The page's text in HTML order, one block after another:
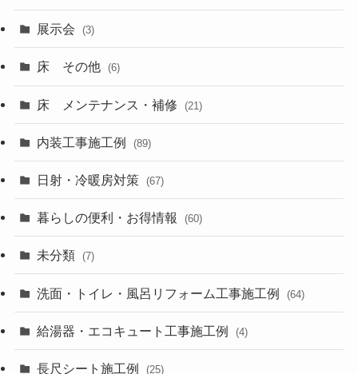
展示会 (3)
床 その他 (6)
床 メンテナンス・補修 (21)
内装工事施工例 (89)
日射・冷暖房対策 (67)
暮らしの便利・お得情報 (60)
未分類 (7)
洗面・トイレ・風呂リフォーム工事施工例 (64)
給湯器・エコキュート工事施工例 (4)
長尺シート施工例 (25)